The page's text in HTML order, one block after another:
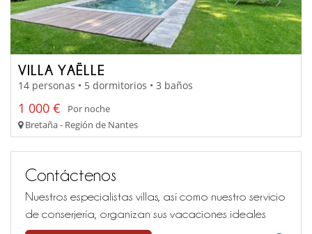
VILLA YAËLLE
14 personas • 5 dormitorios • 3 baños
1 000 €
Por noche
Bretaña - Región de Nantes
Contáctenos
Nuestros especialistas villas, así como nuestro servicio
de conserjería, organizan sus vacaciones ideales